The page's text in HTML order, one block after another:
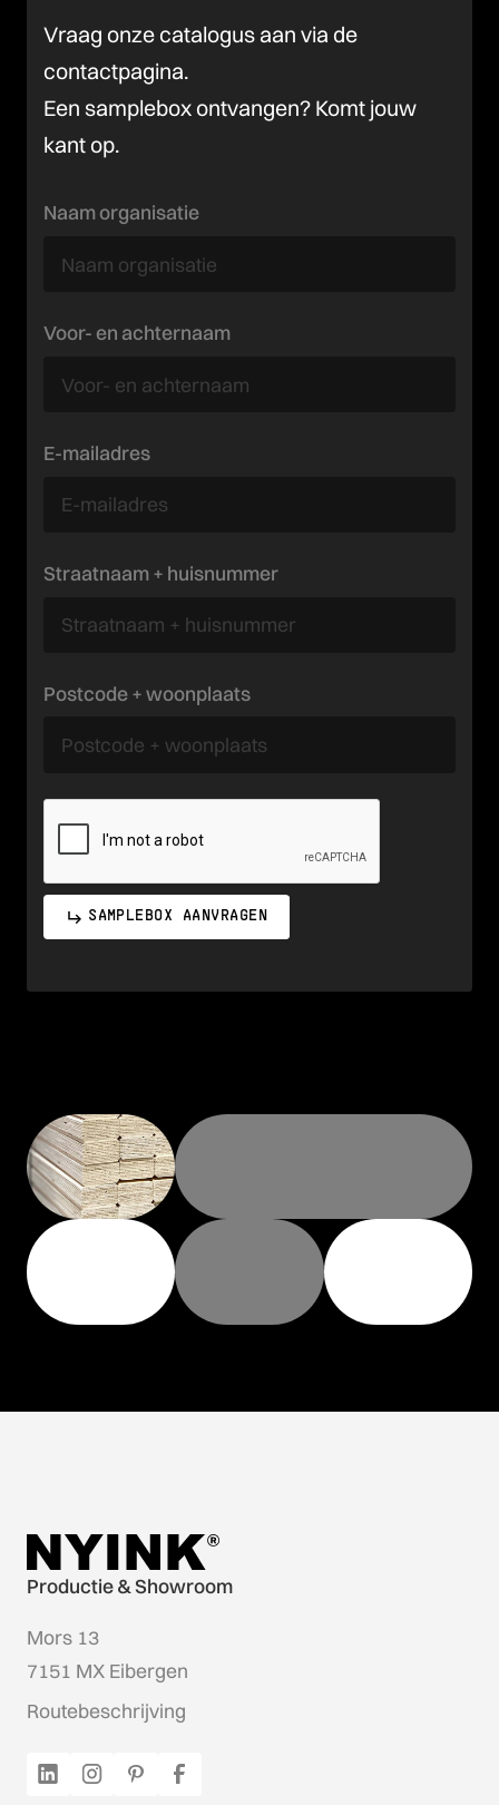
Vraag onze catalogus aan via de
contactpagina.
Een samplebox ontvangen? Komt jouw
kant op.
Naam organisatie
Voor- en achternaam
E-mailadres
Straatnaam + huisnummer
Postcode + woonplaats
SAMPLEBOX AANVRAGEN
Productie & Showroom
Mors 13
7151 MX Eibergen
Routebeschrijving